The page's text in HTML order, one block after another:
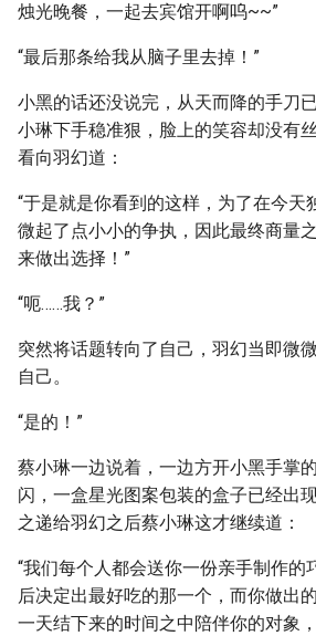
烛光晚餐，一起去宾馆开啊呜~~”
“最后那条给我从脑子里去掉！”
小黑的话还没说完，从天而降的手刀
小琳下手稳准狠，脸上的笑容却没有
看向羽幻道：
“于是就是你看到的这样，为了在今天
微起了点小小的争执，因此最终商量
来做出选择！”
“呃……我？”
突然将话题转向了自己，羽幻当即微
自己。
“是的！”
蔡小琳一边说着，一边方开小黑手掌
闪，一盒星光图案包装的盒子已经出
之递给羽幻之后蔡小琳这才继续道：
“我们每个人都会送你一份亲手制作的
后决定出最好吃的那一个，而你做出
一天结下来的时间之中陪伴你的对象